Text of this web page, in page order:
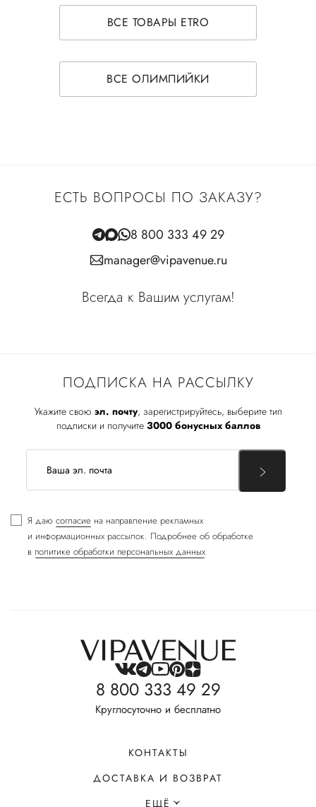
ВСЕ ТОВАРЫ ETRO
ВСЕ ОЛИМПИЙКИ
ПОДПИСКА НА РАССЫЛКУ
Укажите свою эл. почту, зарегистрируйтесь, выберите тип
подписки и получите 3000 бонусных баллов
Я даю согласие на направление рекламных
и информационных рассылок. Подробнее об обработке
в политике обработки персональных данных
ЕСТЬ ВОПРОСЫ ПО ЗАКАЗУ?
8 800 333 49 29
manager@vipavenue.ru
Всегда к Вашим услугам!
8 800 333 49 29
Круглосуточно и бесплатно
КОНТАКТЫ
ДОСТАВКА И ВОЗВРАТ
ЕЩЁ